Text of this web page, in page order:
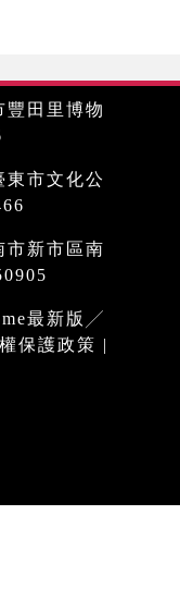
豐田里博物
東市文化公
市新市區南
最新版╱
保護政策 |